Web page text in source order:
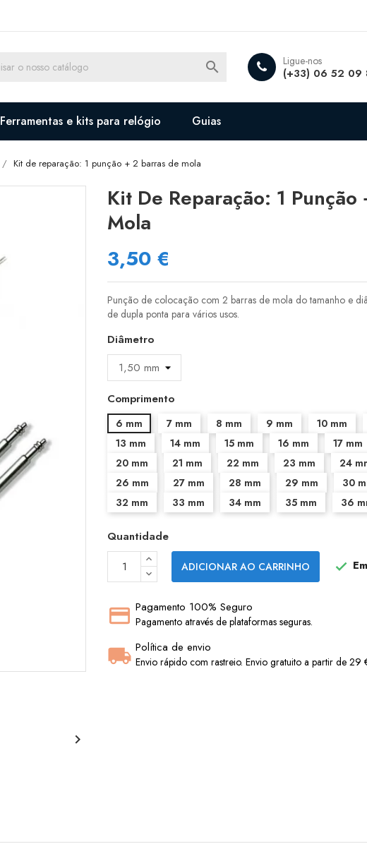
Ligue-nos
(+33) 06 52 09

Ferramentas e kits para relógio Guias
Kit de reparação: 1 punção + 2 barras de mola

Kit De Reparação: 1
Mola
3,50 €
Punção de colocação com 2 barras de mola do tamanho e
de dupla ponta para vários usos.
Diâmetro
Comprimento
6 mm 7 mm 8 mm 9 mm 10 mm
13 mm
14 mm 15 mm 16 mm 17 mm
20 mm
21 mm 22 mm 23 mm 24
26 mm
27 mm 28 mm 29 mm 30
32 mm
33 mm 34 mm 35 mm 36
Quantidade
ADICIONAR AO CARRINHO 
Pagamento 100% Seguro
Pagamento através de plataformas seguras.
Política de envio
Envio rápido com rastreio. Envio gratuito a partir de 29